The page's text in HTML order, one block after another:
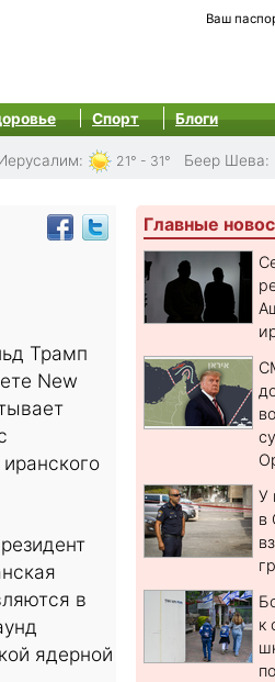
Ваш
Спорт Блоги
: 21° - 31° Беер Шева:
Трамп
New
в
ядерной
Главные
У
в
к